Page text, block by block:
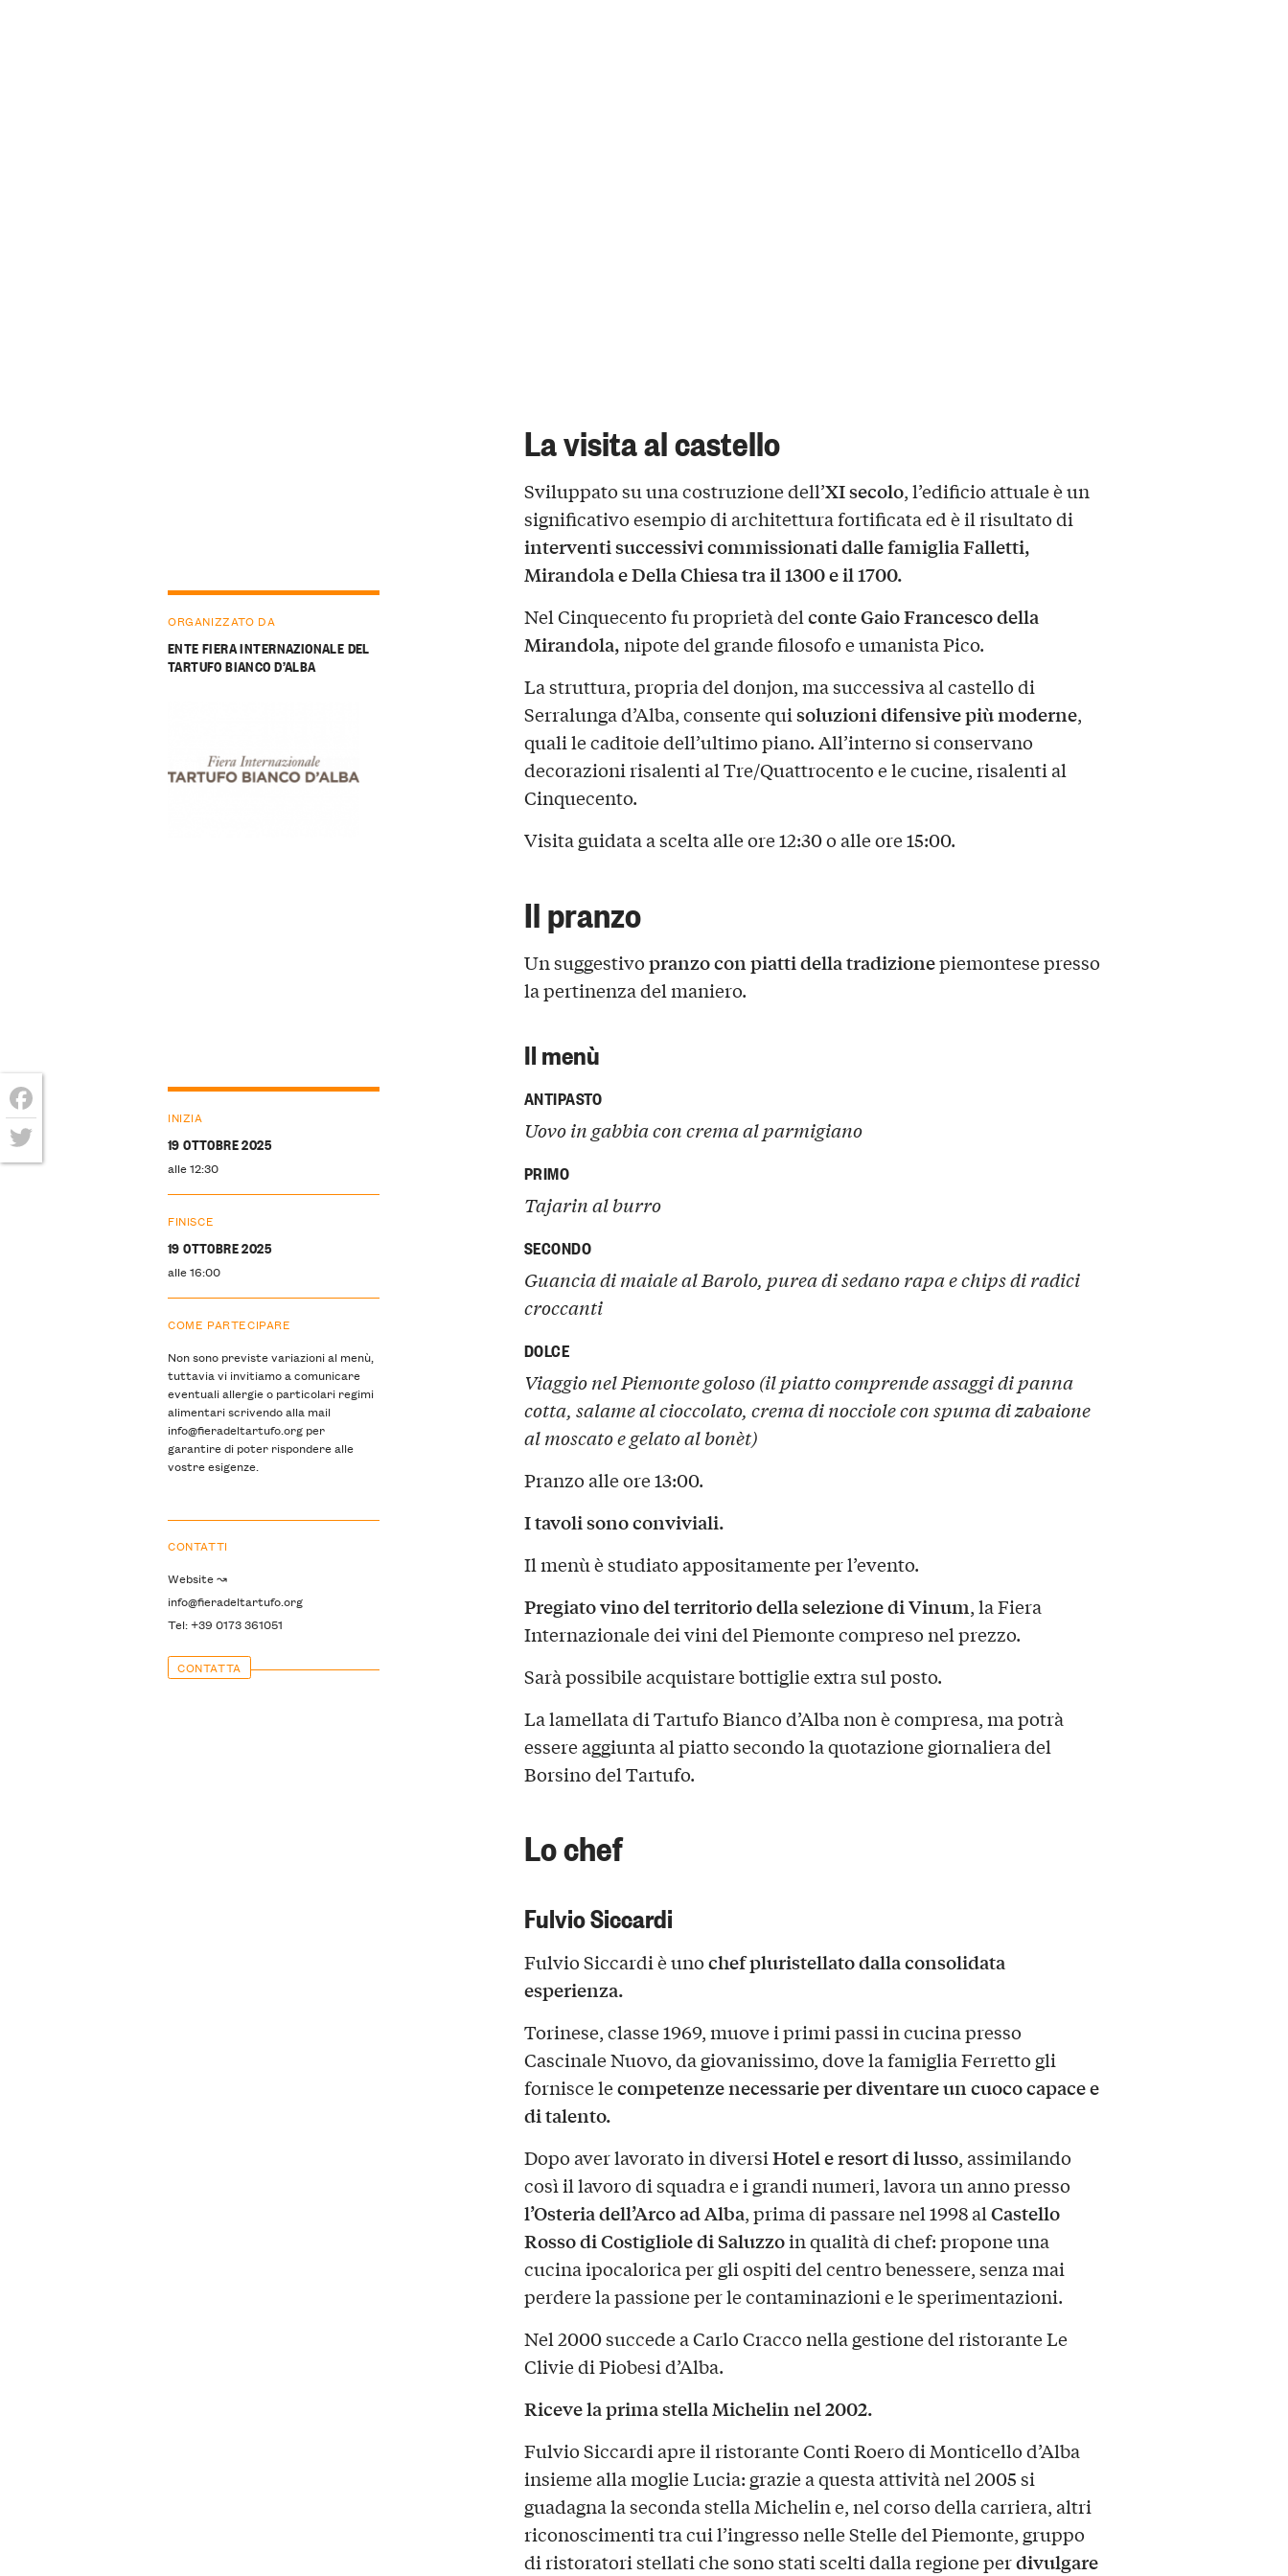
La visita al castello
Sviluppato su una costruzione dell’XI secolo, l’edificio attuale è un
significativo esempio di architettura fortificata ed è il risultato di
interventi successivi commissionati dalle famiglia Falletti,
Mirandola e Della Chiesa tra il 1300 e il 1700.
Nel Cinquecento fu proprietà delconte Gaio Francesco della
Mirandola,nipote del grande filosofo e umanista Pico.
La struttura, propria del donjon, ma successiva al castello di
Serralunga d’Alba, consente quisoluzioni difensive più moderne,
quali le caditoie dell’ultimo piano. All’interno si conservano
decorazioni risalenti al Tre/Quattrocento e le cucine, risalenti al
Cinquecento.
Visita guidata a scelta alle ore 12:30 o alle ore 15:00.
Il pranzo
Un suggestivopranzo con piatti della tradizionepiemontese presso
la pertinenza del maniero.
Il menù
ANTIPASTO
Uovo in gabbia con crema al parmigiano
PRIMO
Tajarin al burro
SECONDO
Guancia di maiale al Barolo, purea di sedano rapa e chips di radici
croccanti
DOLCE
Viaggio nel Piemonte goloso (il piatto comprende assaggi di panna
cotta, salame al cioccolato, crema di nocciole con spuma di zabaione
al moscato e gelato al bonèt)
Pranzo alle ore 13:00.
I tavoli sono conviviali.
Il menù è studiato appositamente per l’evento.
Pregiato vino del territorio della selezione di Vinum, la Fiera
Internazionale dei vini del Piemonte compreso nel prezzo.
Sarà possibile acquistare bottiglie extra sul posto.
La lamellata di Tartufo Bianco d’Alba non è compresa, ma potrà
essere aggiunta al piatto secondo la quotazione giornaliera del
Borsino del Tartufo.
Lo chef
Fulvio Siccardi
Fulvio Siccardi è unochef pluristellato dalla consolidata
esperienza.
Torinese, classe 1969, muove i primi passi in cucina presso
Cascinale Nuovo, da giovanissimo, dove la famiglia Ferretto gli
fornisce lecompetenze necessarie per diventare un cuoco capace e
di talento.
Dopo aver lavorato in diversiHotel e resort di lusso, assimilando
così il lavoro di squadra e i grandi numeri, lavora un anno presso
l’Osteria dell’Arco ad Alba, prima di passare nel 1998 alCastello
Rosso di Costigliole di Saluzzoin qualità di chef: propone una
cucina ipocalorica per gli ospiti del centro benessere, senza mai
perdere la passione per le contaminazioni e le sperimentazioni.
Nel 2000 succede a Carlo Cracco nella gestione del ristorante Le
Clivie di Piobesi d’Alba.
Riceve la prima stella Michelin nel 2002.
Fulvio Siccardi apre il ristorante Conti Roero di Monticello d’Alba
insieme alla moglie Lucia: grazie a questa attività nel 2005 si
guadagna la seconda stella Michelin e, nel corso della carriera, altri
riconoscimenti tra cui l’ingresso nelle Stelle del Piemonte, gruppo
di ristoratori stellati che sono stati scelti dalla regione perdivulgare
ORGANIZZATO DA
ENTE FIERA INTERNAZIONALE DEL
TARTUFO BIANCO D’ALBA
INIZIA
19 OTTOBRE 2025
alle 12:30
FINISCE
19 OTTOBRE 2025
alle 16:00
COME PARTECIPARE
Non sono previste variazioni al menù,
tuttavia vi invitiamo a comunicare
eventuali allergie o particolari regimi
alimentari scrivendo alla mail
info@fieradeltartufo.org per
garantire di poter rispondere alle
vostre esigenze.
CONTATTI
Website ↝
info@fieradeltartufo.org
Tel: +39 0173 361051
CONTATTA
Facebook
Twitter